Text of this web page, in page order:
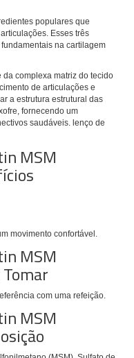
populares que
Esses três
na cartilagem
complexa matriz do tecido
de articulações e
a estrutura estrutural das
fornecendo um
saudáveis. lenço de
MSM
movimento confortável.
MSM
com uma refeição.
MSM